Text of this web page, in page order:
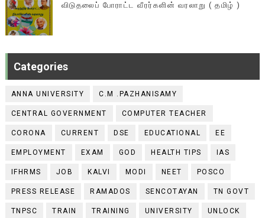
விடுதலைப் போராட்ட வீரர்களின் வரலாறு ( தமிழ் )
Categories
ANNA UNIVERSITY C.M .PAZHANISAMY
CENTRAL GOVERNMENT COMPUTER TEACHER
CORONA CURRENT DSE EDUCATIONAL EE
EMPLOYMENT EXAM GOD HEALTH TIPS IAS
IFHRMS JOB KALVI MODI NEET POSCO
PRESS RELEASE RAMADOS SENCOTAYAN TN GOVT
TNPSC TRAIN TRAINING UNIVERSITY UNLOCK